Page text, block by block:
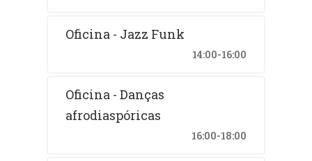
Oficina - Jazz Funk
14:00-16:00
Oficina - Danças
afrodiaspóricas
16:00-18:00